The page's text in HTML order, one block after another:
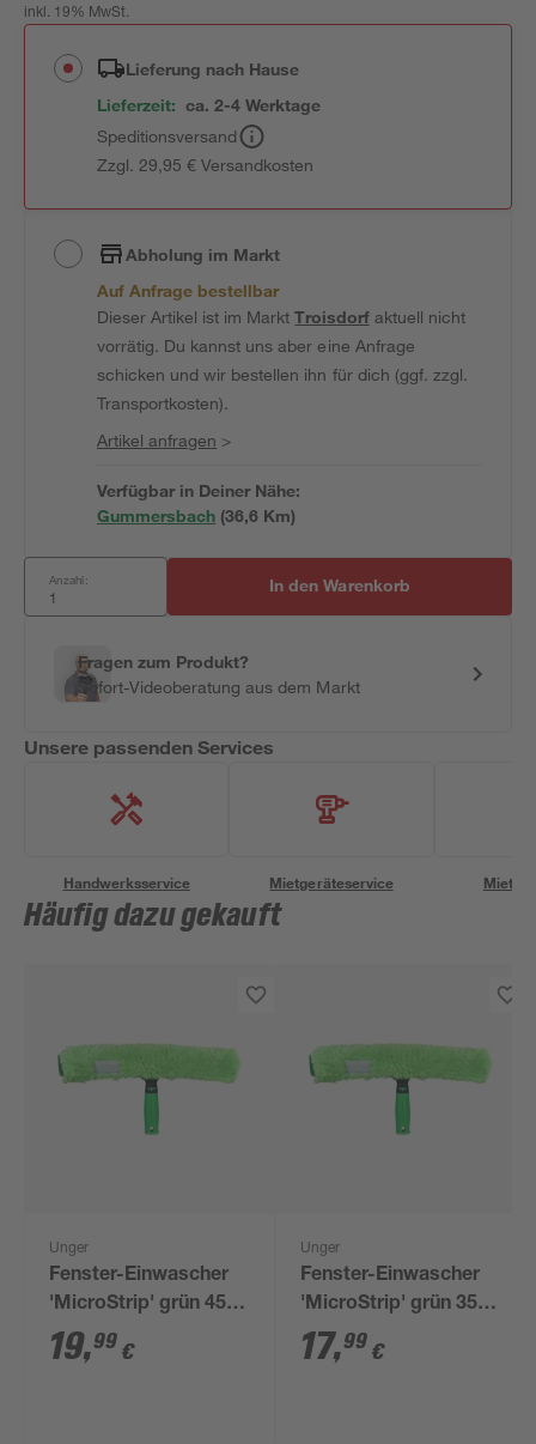
inkl. 19% MwSt.
Lieferung nach Hause
Lieferzeit: ca. 2-4 Werktage
Speditionsversand
Zzgl. 29,95 € Versandkosten
Abholung im Markt
Auf Anfrage bestellbar
Dieser Artikel ist im MarktTroisdorfaktuell nicht
vorrätig. Du kannst uns aber eine Anfrage
schicken und wir bestellen ihn für dich (ggf. zzgl.
Transportkosten).
Artikel anfragen >
Verfügbar in Deiner Nähe:
Gummersbach (36,6 Km)
Anzahl: In den Warenkorb
Fragen zum Produkt?
Sofort-Videoberatung aus dem Markt
Unsere passenden Services
Handwerksservice Mietgeräteservice
Häufig dazu gekauft
Unger
Fenster-Einwascher
'MicroStrip' grün 45
cm
19,99 €
Unger
Fenster-Einwascher
'MicroStrip' grün 35
cm
17,99 €